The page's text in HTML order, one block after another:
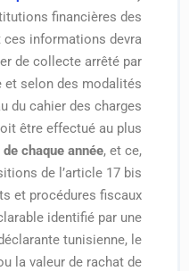
institutions financières des
ces informations devra
de collecte arrêté par
fiscale et selon des modalités
niveau du cahier des charges
doit être effectué au plus
août de chaque année
dispositions de l’article 17 bis
droits et procédures fiscaux.
déclarable identifié par une
déclarante tunisienne, le
ou la valeur de rachat de